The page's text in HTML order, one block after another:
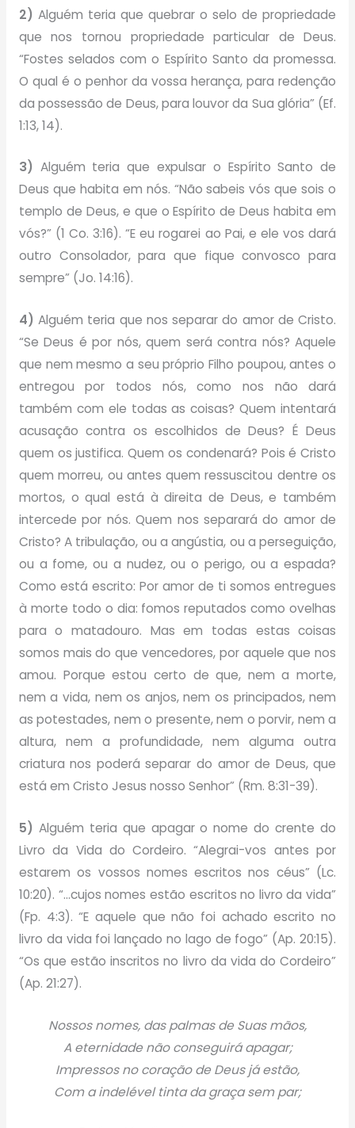
2) Alguém teria que quebrar o selo de propriedade
que nos tornou propriedade particular de Deus.
“Fostes selados com o Espírito Santo da promessa.
O qual é o penhor da vossa herança, para redenção
da possessão de Deus, para louvor da Sua glória” (Ef.
1:13, 14).
3) Alguém teria que expulsar o Espírito Santo de
Deus que habita em nós. “Não sabeis vós que sois o
templo de Deus, e que o Espírito de Deus habita em
vós?” (1 Co. 3:16). “E eu rogarei ao Pai, e ele vos dará
outro Consolador, para que fique convosco para
sempre” (Jo. 14:16).
4) Alguém teria que nos separar do amor de Cristo.
“Se Deus é por nós, quem será contra nós? Aquele
que nem mesmo a seu próprio Filho poupou, antes o
entregou por todos nós, como nos não dará
também com ele todas as coisas? Quem intentará
acusação contra os escolhidos de Deus? É Deus
quem os justifica. Quem os condenará? Pois é Cristo
quem morreu, ou antes quem ressuscitou dentre os
mortos, o qual está à direita de Deus, e também
intercede por nós. Quem nos separará do amor de
Cristo? A tribulação, ou a angústia, ou a perseguição,
ou a fome, ou a nudez, ou o perigo, ou a espada?
Como está escrito: Por amor de ti somos entregues
à morte todo o dia: fomos reputados como ovelhas
para o matadouro. Mas em todas estas coisas
somos mais do que vencedores, por aquele que nos
amou. Porque estou certo de que, nem a morte,
nem a vida, nem os anjos, nem os principados, nem
as potestades, nem o presente, nem o porvir, nem a
altura, nem a profundidade, nem alguma outra
criatura nos poderá separar do amor de Deus, que
está em Cristo Jesus nosso Senhor” (Rm. 8:31-39).
5) Alguém teria que apagar o nome do crente do
Livro da Vida do Cordeiro. “Alegrai-vos antes por
estarem os vossos nomes escritos nos céus” (Lc.
10:20). “…cujos nomes estão escritos no livro da vida”
(Fp. 4:3). “E aquele que não foi achado escrito no
livro da vida foi lançado no lago de fogo” (Ap. 20:15).
“Os que estão inscritos no livro da vida do Cordeiro”
(Ap. 21:27).
Nossos nomes, das palmas de Suas mãos,
A eternidade não conseguirá apagar;
Impressos no coração de Deus já estão,
Com a indelével tinta da graça sem par;